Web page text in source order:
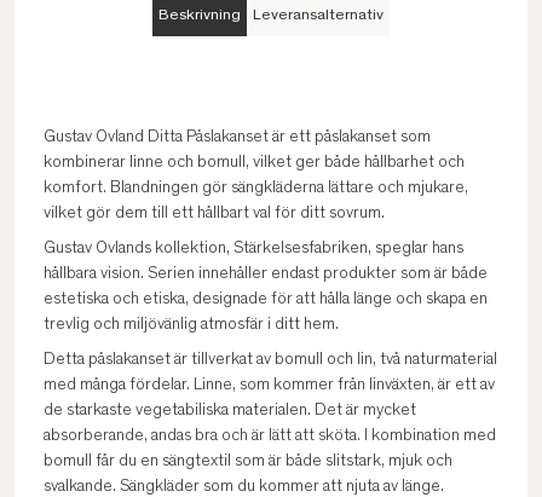
Beskrivning Leveransalternativ
Gustav Ovland Ditta Påslakanset är ett påslakanset som
kombinerar linne och bomull, vilket ger både hållbarhet och
komfort. Blandningen gör sängkläderna lättare och mjukare,
vilket gör dem till ett hållbart val för ditt sovrum.
Gustav Ovlands kollektion, Stärkelsesfabriken, speglar hans
hållbara vision. Serien innehåller endast produkter som är både
estetiska och etiska, designade för att hålla länge och skapa en
trevlig och miljövänlig atmosfär i ditt hem.
Detta påslakanset är tillverkat av bomull och lin, två naturmaterial
med många fördelar. Linne, som kommer från linväxten, är ett av
de starkaste vegetabiliska materialen. Det är mycket
absorberande, andas bra och är lätt att sköta. I kombination med
bomull får du en sängtextil som är både slitstark, mjuk och
svalkande. Sängkläder som du kommer att njuta av länge.